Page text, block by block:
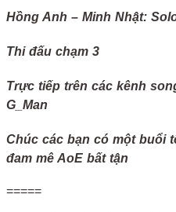
Hồng Anh – Minh Nhật:
Thi đấu chạm 3
Trực tiếp trên các kênh
G_Man
Chúc các bạn có một buổi
đam mê AoE bất tận
=====